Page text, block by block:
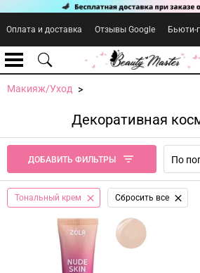
Оплата и доставка Отзывы Google Бьюти-
Макияж/Уход
Декоративная
ДОБАВИТЬ ФИЛЬТРЫ По
Тональный крем Сбросить все